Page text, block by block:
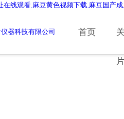
线观看,麻豆黄色视频下载,麻豆国产
首页